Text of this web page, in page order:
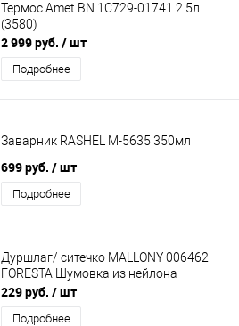
Термос Amet BN 1C729-01741 2.5л
(3580)
2 999 руб. / шт
Подробнее
Заварник RASHEL М-5635 350мл
699 руб. / шт
Подробнее
Дуршлаг/ ситечко MALLONY 006462
FORESTA Шумовка из нейлона
229 руб. / шт
Подробнее